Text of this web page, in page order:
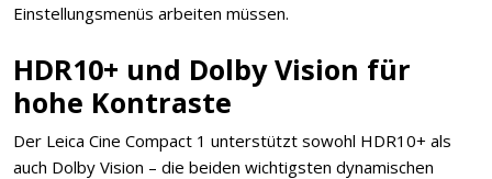
Einstellungsmenüs arbeiten müssen.
HDR10+ und Dolby Vision für
hohe Kontraste
Der Leica Cine Compact 1 unterstützt sowohl HDR10+ als
auch Dolby Vision – die beiden wichtigsten dynamischen